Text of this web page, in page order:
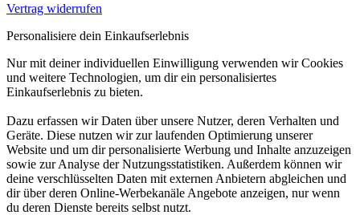
Vertrag widerrufen
Personalisiere dein Einkaufserlebnis
Nur mit deiner individuellen Einwilligung verwenden wir Cookies
und weitere Technologien, um dir ein personalisiertes
Einkaufserlebnis zu bieten.
Dazu erfassen wir Daten über unsere Nutzer, deren Verhalten und
Geräte. Diese nutzen wir zur laufenden Optimierung unserer
Website und um dir personalisierte Werbung und Inhalte anzuzeigen
sowie zur Analyse der Nutzungsstatistiken. Außerdem können wir
deine verschlüsselten Daten mit externen Anbietern abgleichen und
dir über deren Online-Werbekanäle Angebote anzeigen, nur wenn
du deren Dienste bereits selbst nutzt.